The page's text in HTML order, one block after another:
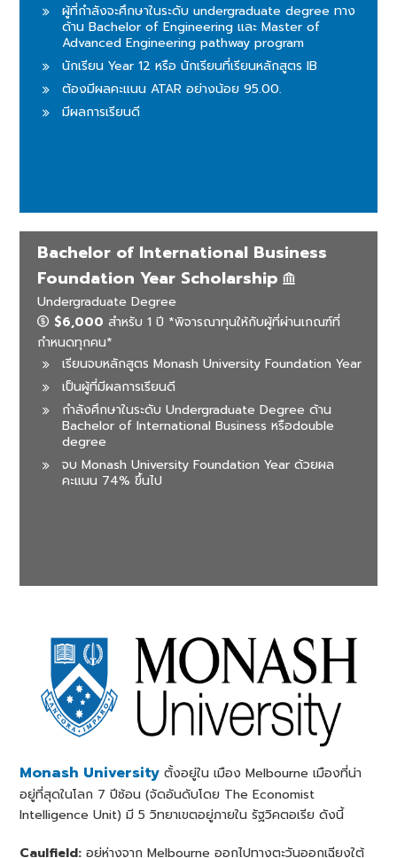
ผู้ที่กำลังจะศึกษาในระดับ undergraduate degree ทาง
ด้าน Bachelor of Engineering และ Master of
Advanced Engineering pathway program
นักเรียน Year 12 หรือ นักเรียนที่เรียนหลักสูตร IB
ต้องมีผลคะแนน ATAR อย่างน้อย 95.00.
มีผลการเรียนดี
Bachelor of International Business
Foundation Year Scholarship
Undergraduate Degree
$6,000สำหรับ 1 ปี *พิจารณาทุนให้กับผู้ที่ผ่านเกณฑ์ที่
กำหนดทุกคน*
เรียนจบหลักสูตร Monash University Foundation Year
เป็นผู้ที่มีผลการเรียนดี
กำลังศึกษาในระดับ Undergraduate Degree ด้าน
Bachelor of International Business หรือdouble
degree
จบ Monash University Foundation Year ด้วยผล
คะแนน 74% ขึ้นไป
Monash Universityตั้งอยู่ใน เมือง Melbourne เมืองที่น่า
อยู่ที่สุดในโลก 7 ปีซ้อน (จัดอันดับโดย The Economist
Intelligence Unit) มี 5 วิทยาเขตอยู่ภายใน รัฐวิคตอเรีย ดังนี้
Caulfield: อยู่ห่างจาก Melbourne ออกไปทางตะวันออกเฉียงใต้